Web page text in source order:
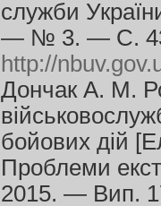
служби
— № 3. — С.
http://
Дончак А. М.
бойових дій
Проблеми
2015. — Вип.